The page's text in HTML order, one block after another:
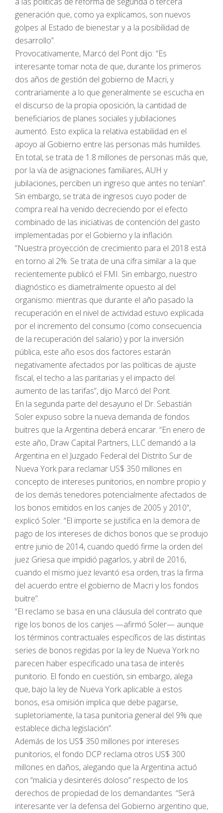
generación que, como ya explicamos, son nuevos
golpes al Estado de bienestar y a la posibilidad de
desarrollo”.
Provocativamente, Marcó del Pont dijo: “Es
interesante tomar nota de que, durante los primeros
dos años de gestión del gobierno de Macri, y
contrariamente a lo que generalmente se escucha en
el discurso de la propia oposición, la cantidad de
beneficiarios de planes sociales y jubilaciones
aumentó. Esto explica la relativa estabilidad en el
apoyo al Gobierno entre las personas más humildes.
En total, se trata de 1.8 millones de personas más que,
por la vía de asignaciones familiares, AUH y
jubilaciones, perciben un ingreso que antes no tenían”.
Sin embargo, se trata de ingresos cuyo poder de
compra real ha venido decreciendo por el efecto
combinado de las iniciativas de contención del gasto
implementadas por el Gobierno y la inflación.
“Nuestra proyección de crecimiento para el 2018 está
en torno al 2%. Se trata de una cifra similar a la que
recientemente publicó el FMI. Sin embargo, nuestro
diagnóstico es diametralmente opuesto al del
organismo: mientras que durante el año pasado la
recuperación en el nivel de actividad estuvo explicada
por el incremento del consumo (como consecuencia
de la recuperación del salario) y por la inversión
pública, este año esos dos factores estarán
negativamente afectados por las políticas de ajuste
fiscal, el techo a las paritarias y el impacto del
aumento de las tarifas”, dijo Marcó del Pont.
En la segunda parte del desayuno el Dr. Sebastián
Soler expuso sobre la nueva demanda de fondos
buitres que la Argentina deberá encarar. “En enero de
este año, Draw Capital Partners, LLC demandó a la
Argentina en el Juzgado Federal del Distrito Sur de
Nueva York para reclamar US$ 350 millones en
concepto de intereses punitorios, en nombre propio y
de los demás tenedores potencialmente afectados de
los bonos emitidos en los canjes de 2005 y 2010”,
explicó Soler. “El importe se justifica en la demora de
pago de los intereses de dichos bonos que se produjo
entre junio de 2014, cuando quedó firme la orden del
juez Griesa que impidió pagarlos, y abril de 2016,
cuando el mismo juez levantó esa orden, tras la firma
del acuerdo entre el gobierno de Macri y los fondos
buitre”.
“El reclamo se basa en una cláusula del contrato que
rige los bonos de los canjes —afirmó Soler— aunque
los términos contractuales específicos de las distintas
series de bonos regidas por la ley de Nueva York no
parecen haber especificado una tasa de interés
punitorio. El fondo en cuestión, sin embargo, alega
que, bajo la ley de Nueva York aplicable a estos
bonos, esa omisión implica que debe pagarse,
supletoriamente, la tasa punitoria general del 9% que
establece dicha legislación”.
Además de los US$ 350 millones por intereses
punitorios, el fondo DCP reclama otros US$ 300
millones en daños, alegando que la Argentina actuó
con “malicia y desinterés doloso” respecto de los
derechos de propiedad de los demandantes. “Será
interesante ver la defensa del Gobierno argentino que,